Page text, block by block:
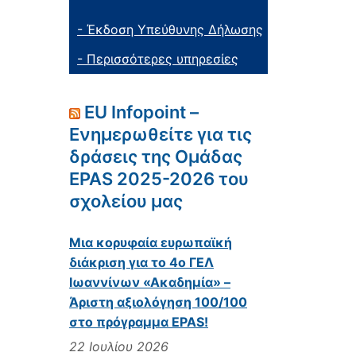
- Έκδοση Υπεύθυνης Δήλωσης
- Περισσότερες υπηρεσίες
EU Infopoint –
Ενημερωθείτε για τις
δράσεις της Ομάδας
EPAS 2025-2026 του
σχολείου μας
Μια κορυφαία ευρωπαϊκή
διάκριση για το 4ο ΓΕΛ
Ιωαννίνων «Ακαδημία» –
Άριστη αξιολόγηση 100/100
στο πρόγραμμα EPAS!
22 Ιουλίου 2026